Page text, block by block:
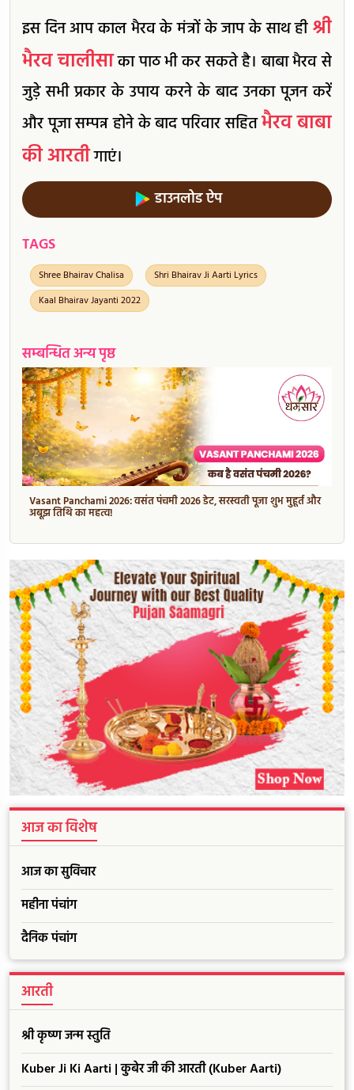
आज का विशेष
आज का सुविचार
महीना पंचांग
दैनिक पंचांग
आरती
श्री कृष्ण जन्म स्तुति
Kuber Ji Ki Aarti | कुबेर जी की आरती (Kuber Aarti)
इस दिन आप काल भैरव के मंत्रों के जाप के साथ हीश्री
भैरव चालीसाका पाठ भी कर सकते है। बाबा भैरव से
जुड़े सभी प्रकार के उपाय करने के बाद उनका पूजन करें
और पूजा सम्पन्न होने के बाद परिवार सहितभैरव बाबा
की आरतीगाएं।
डाउनलोड ऐप
TAGS
Shree Bhairav Chalisa
Shri Bhairav Ji Aarti Lyrics
Kaal Bhairav Jayanti 2022
सम्बन्धित अन्य पृष्ठ
Vasant Panchami 2026: वसंत पंचमी 2026 डेट, सरस्वती पूजा शुभ मुहूर्त और
अबूझ तिथि का महत्व!